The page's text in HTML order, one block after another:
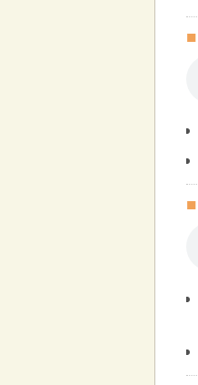
■
■